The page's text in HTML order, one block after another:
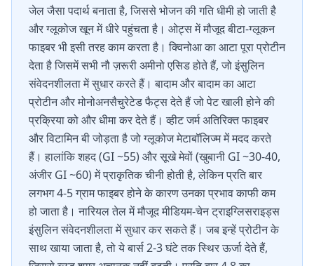
जेल जैसा पदार्थ बनाता है, जिससे भोजन की गति धीमी हो जाती है
और ग्लूकोज खून में धीरे पहुंचता है। ओट्स में मौजूद बीटा-ग्लूकन
फाइबर भी इसी तरह काम करता है। क्विनोआ का आटा पूरा प्रोटीन
देता है जिसमें सभी नौ ज़रूरी अमीनो एसिड होते हैं, जो इंसुलिन
संवेदनशीलता में सुधार करते हैं। बादाम और बादाम का आटा
प्रोटीन और मोनोअनसैचुरेटेड फैट्स देते हैं जो पेट खाली होने की
प्रक्रिया को और धीमा कर देते हैं। व्हीट जर्म अतिरिक्त फाइबर
और विटामिन बी जोड़ता है जो ग्लूकोज मेटाबॉलिज्म में मदद करते
हैं। हालांकि शहद (GI ~55) और सूखे मेवों (खुबानी GI ~30-40,
अंजीर GI ~60) में प्राकृतिक चीनी होती है, लेकिन प्रति बार
लगभग 4-5 ग्राम फाइबर होने के कारण उनका प्रभाव काफी कम
हो जाता है। नारियल तेल में मौजूद मीडियम-चेन ट्राइग्लिसराइड्स
इंसुलिन संवेदनशीलता में सुधार कर सकते हैं। जब इन्हें प्रोटीन के
साथ खाया जाता है, तो ये बार्स 2-3 घंटे तक स्थिर ऊर्जा देते हैं,